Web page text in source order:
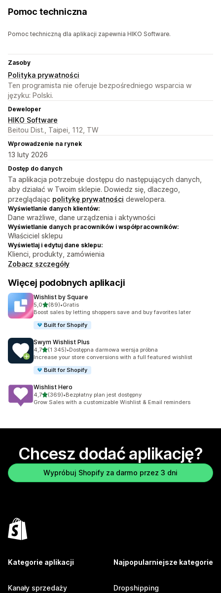
Pomoc techniczna
Pomoc techniczną dla aplikacji zapewnia HIKO Software.
Zasoby
Polityka prywatności
Ten programista nie oferuje bezpośredniego wsparcia w
języku: Polski.
Deweloper
HIKO Software
Beitou Dist., Taipei, 112, TW
Wprowadzenie na rynek
13 luty 2026
Dostęp do danych
Ta aplikacja potrzebuje dostępu do następujących danych,
aby działać w Twoim sklepie. Dowiedz się, dlaczego,
przeglądając politykę prywatności dewelopera.
Wyświetlanie danych klientów:
Dane wrażliwe, dane urządzenia i aktywności
Wyświetlanie danych pracowników i współpracowników:
Właściciel sklepu
Wyświetlaj i edytuj dane sklepu:
Klienci, produkty, zamówienia
Zobacz szczegóły
Więcej podobnych aplikacji
Wishlist by Square
5,0na 5 gwiazdek
(89)
Łączna liczba recenzji: 89
•Gratis
Boost sales by letting shoppers save and buy favorites later
Built for Shopify
Swym Wishlist Plus
4,7na 5 gwiazdek
(1 345)
Łączna liczba recenzji: 1345
•Dostępna darmowa wersja próbna
Increase your store conversions with a full featured wishlist
Built for Shopify
Wishlist Hero
4,7na 5 gwiazdek
(369)
Łączna liczba recenzji: 369
•Bezpłatny plan jest dostępny
Grow Sales with a customizable Wishlist & Email reminders
Chcesz dodać aplikację?
Wypróbuj Shopify za darmo przez 3 dni
Kategorie aplikacji
Kanały sprzedaży
Najpopularniejsze kategorie
Dropshipping